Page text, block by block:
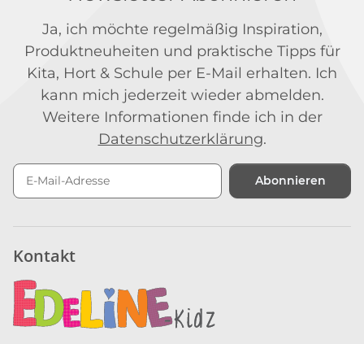
Ja, ich möchte regelmäßig Inspiration,
Produktneuheiten und praktische Tipps für
Kita, Hort & Schule per E-Mail erhalten. Ich
kann mich jederzeit wieder abmelden.
Weitere Informationen finde ich in der
Datenschutzerklärung.
Abonnieren
Kontakt